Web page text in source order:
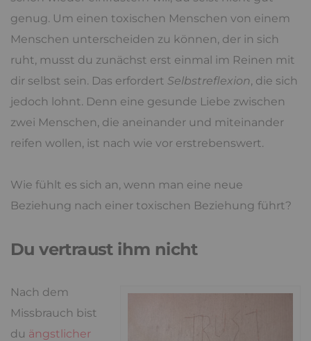
genug. Um einen toxischen Menschen von einem
Menschen unterscheiden zu können, der in sich
ruht, musst du zunächst erst einmal im Reinen mit
dir selbst sein. Das erfordert Selbstreflexion, die sich
jedoch lohnt. Denn eine gesunde Liebe zwischen
zwei Menschen, die aneinander und miteinander
reifen wollen, ist nach wie vor erstrebenswert.
Wie fühlt es sich an, wenn man eine neue
Beziehung nach einer toxischen Beziehung führt?
Du vertraust ihm nicht
Nach dem
Missbrauch bist
du ängstlicher